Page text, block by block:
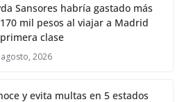
Sansores habría gastado más
mil pesos al viajar a Madrid
clase
2026
y evita multas en 5 estados